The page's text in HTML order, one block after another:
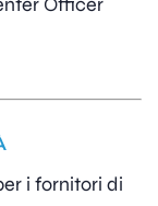
i fornitori di